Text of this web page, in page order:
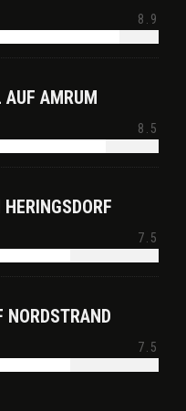
8.9
AUF AMRUM
8.5
7.5
NORDSTRAND
7.5